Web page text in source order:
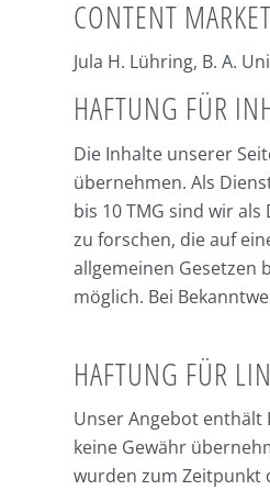
CONTENT
Jula H. Lühring, B. A.
HAFTUNG FÜR
Die Inhalte unserer
übernehmen. Als
bis 10 TMG sind wir
zu forschen, die auf
allgemeinen Gesetzen
möglich. Bei
HAFTUNG FÜR
Unser Angebot enthält
keine Gewähr
wurden zum Zeitpunkt